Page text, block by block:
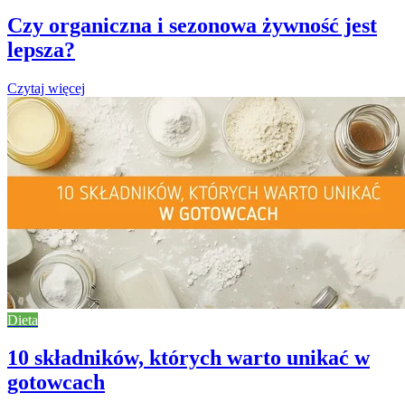
Czy organiczna i sezonowa żywność jest
lepsza?
Czytaj więcej
Dieta
10 składników, których warto unikać w
gotowcach